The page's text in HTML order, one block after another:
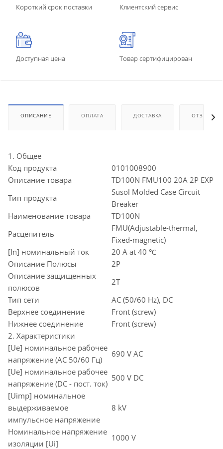
Короткий срок поставки Клиентский сервис
Доступная цена Товар сертифицирован
ОПИСАНИЕ ОПЛАТА ДОСТАВКА ОТЗЫВЫ
1. Общее
Код продукта
0101008900
Описание товара
TD100N FMU100 20A 2P EXP
Тип продукта
Susol Molded Case Circuit
Breaker
Наименование товара
TD100N
Расцепитель
FMU(Adjustable-thermal,
Fixed-magnetic)
[In] номинальный ток
20 A at 40 ℃
Описание Полюсы
2P
Описание защищенных
полюсов
2T
Тип сети
AC (50/60 Hz), DC
Верхнее соединение
Front (screw)
Нижнее соединение
Front (screw)
2. Характеристики
[Ue] номинальное рабочее
напряжение (AC 50/60 Гц)
690 V AC
[Ue] номинальное рабочее
напряжение (DC - пост. ток)
500 V DC
[Uimp] номинальное
выдерживаемое
импульсное напряжение
8 kV
Номинальное напряжение
изоляции [Ui]
1000 V